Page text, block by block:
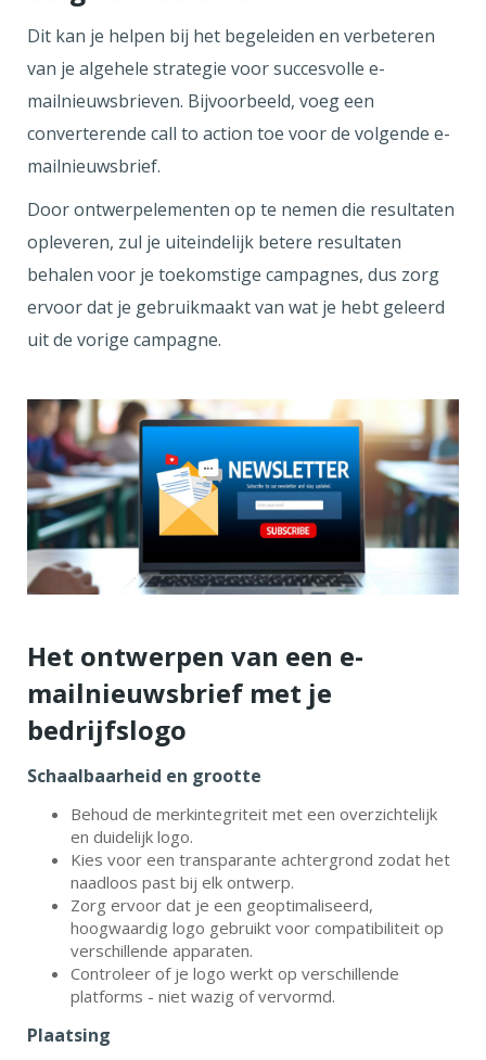
Dit kan je helpen bij het begeleiden en verbeteren
van je algehele strategie voor succesvolle e-
mailnieuwsbrieven. Bijvoorbeeld, voeg een
converterende call to action toe voor de volgende e-
mailnieuwsbrief.
Door ontwerpelementen op te nemen die resultaten
opleveren, zul je uiteindelijk betere resultaten
behalen voor je toekomstige campagnes, dus zorg
ervoor dat je gebruikmaakt van wat je hebt geleerd
uit de vorige campagne.
Het ontwerpen van een e-
mailnieuwsbrief met je
bedrijfslogo
Schaalbaarheid en grootte
Behoud de merkintegriteit met een overzichtelijk
en duidelijk logo.
Kies voor een transparante achtergrond zodat het
naadloos past bij elk ontwerp.
Zorg ervoor dat je een geoptimaliseerd,
hoogwaardig logo gebruikt voor compatibiliteit op
verschillende apparaten.
Controleer of je logo werkt op verschillende
platforms - niet wazig of vervormd.
Plaatsing